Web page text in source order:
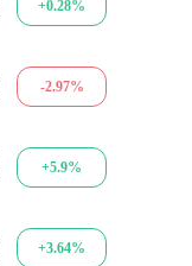
+0.28%
-2.97%
+5.9%
+3.64%